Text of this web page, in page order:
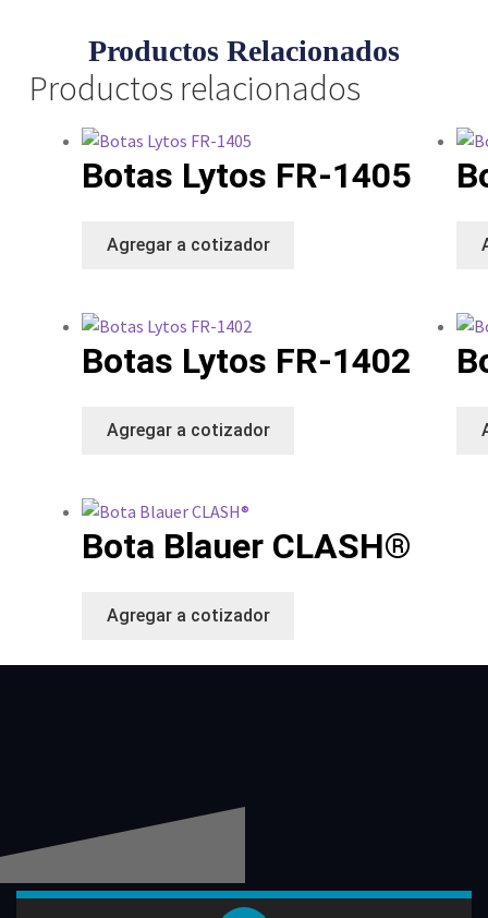
Productos Relacionados
Productos relacionados
Botas Lytos FR-1405
Agregar a cotizador
Botas Lytos FR-1402
Agregar a cotizador
Bota Blauer CLASH®
Agregar a cotizador